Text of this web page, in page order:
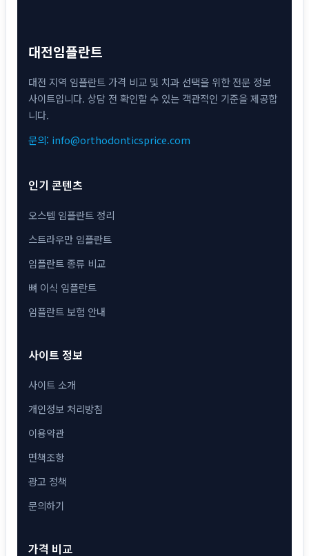
대전임플란트
대전 지역 임플란트 가격 비교 및 치과 선택을 위한 전문 정보
사이트입니다. 상담 전 확인할 수 있는 객관적인 기준을 제공합
니다.
문의: info@orthodonticsprice.com
인기 콘텐츠
오스템 임플란트 정리
스트라우만 임플란트
임플란트 종류 비교
뼈 이식 임플란트
임플란트 보험 안내
사이트 정보
사이트 소개
개인정보 처리방침
이용약관
면책조항
광고 정책
문의하기
가격 비교